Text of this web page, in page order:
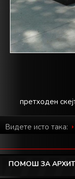
претходен
Видете исто така:
ПОМОШ ЗА